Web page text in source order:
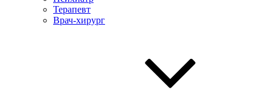
Терапевт
Врач-хирург